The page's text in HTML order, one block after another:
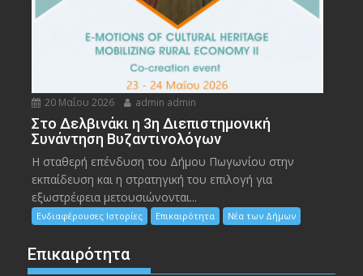
20 Μαΐου 2026 admin admin
Στο Δελβινάκι η 3η Διεπιστημονική
Συνάντηση Βυζαντινολόγων
Η σταθερή επένδυση του Δήμου Πωγωνίου στην
εκπαίδευση και η στρατηγική του επιλογή για
εξωστρέφεια μετουσιώνονται...
Ενδιαφέρουσες Ιστορίες Επικαιρότητα Νέα των Δήμων
Επικαιρότητα